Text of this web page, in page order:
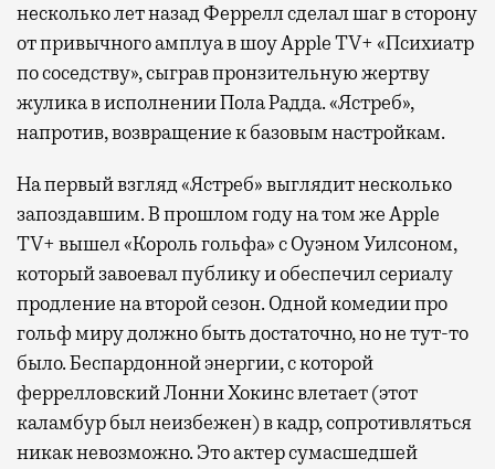
несколько лет назад Феррелл сделал шаг в сторону
от привычного амплуа в шоу Apple TV+ «Психиатр
по соседству», сыграв пронзительную жертву
жулика в исполнении Пола Радда. «Ястреб»,
напротив, возвращение к базовым настройкам.
На первый взгляд «Ястреб» выглядит несколько
запоздавшим. В прошлом году на том же Apple
TV+ вышел «Король гольфа» с Оуэном Уилсоном,
который завоевал публику и обеспечил сериалу
продление на второй сезон. Одной комедии про
гольф миру должно быть достаточно, но не тут-то
было. Беспардонной энергии, с которой
феррелловский Лонни Хокинс влетает (этот
каламбур был неизбежен) в кадр, сопротивляться
никак невозможно. Это актер сумасшедшей